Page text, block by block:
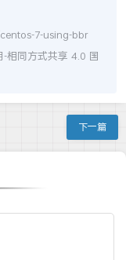
7-using-bbr
-相同方式共享 4.0 国
下一篇